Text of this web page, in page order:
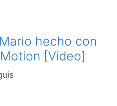
hecho con
[Video]